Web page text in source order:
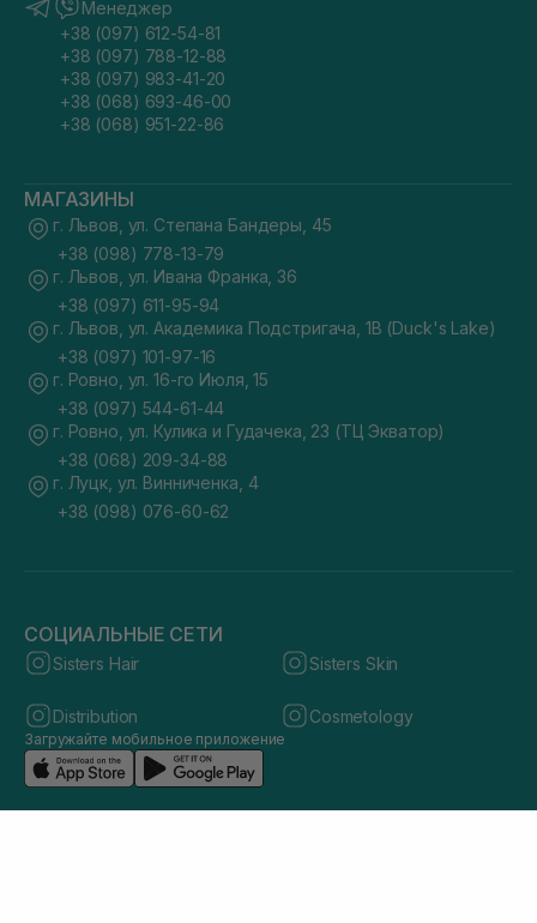
Менеджер
+38 (097) 612-54-81
+38 (097) 788-12-88
+38 (097) 983-41-20
+38 (068) 693-46-00
+38 (068) 951-22-86
МАГАЗИНЫ
г. Львов, ул. Степана Бандеры, 45
+38 (098) 778-13-79
г. Львов, ул. Ивана Франка, 36
+38 (097) 611-95-94
г. Львов, ул. Академика Подстригача, 1В (Duck's Lake)
+38 (097) 101-97-16
г. Ровно, ул. 16-го Июля, 15
+38 (097) 544-61-44
г. Ровно, ул. Кулика и Гудачека, 23 (ТЦ Экватор)
+38 (068) 209-34-88
г. Луцк, ул. Винниченка, 4
+38 (098) 076-60-62
СОЦИАЛЬНЫЕ СЕТИ
Sisters Hair Sisters Skin
Distribution Cosmetology
Загружайте мобильное приложение